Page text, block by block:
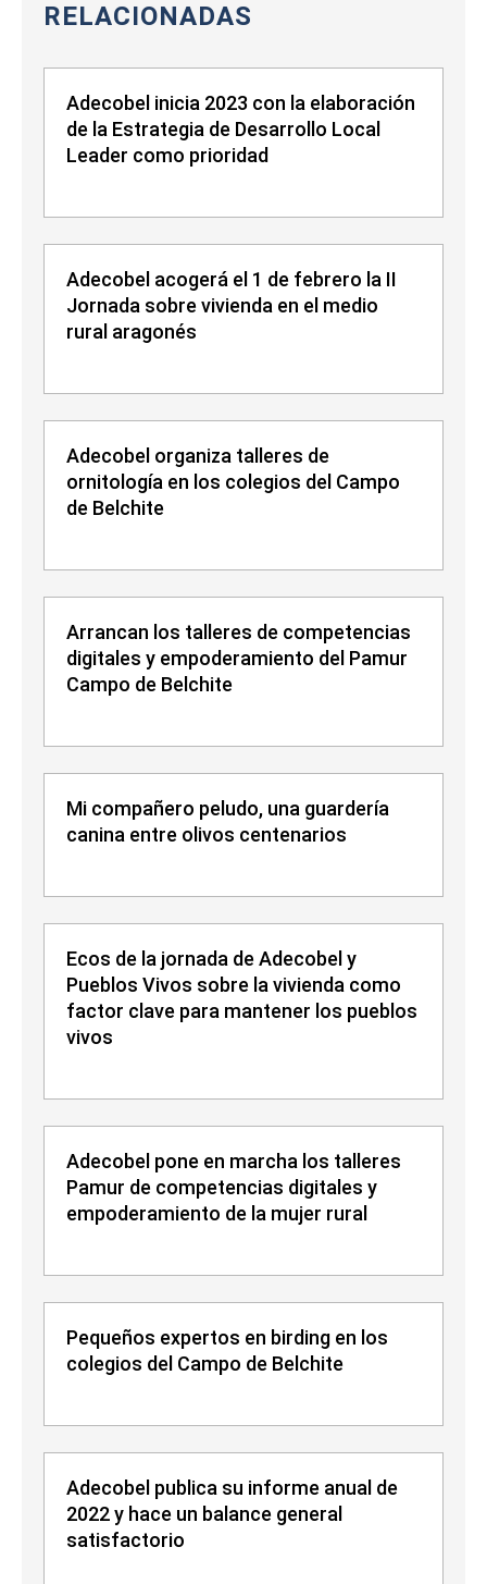
RELACIONADAS
Adecobel inicia 2023 con la elaboración
de la Estrategia de Desarrollo Local
Leader como prioridad
Adecobel acogerá el 1 de febrero la II
Jornada sobre vivienda en el medio
rural aragonés
Adecobel organiza talleres de
ornitología en los colegios del Campo
de Belchite
Arrancan los talleres de competencias
digitales y empoderamiento del Pamur
Campo de Belchite
Mi compañero peludo, una guardería
canina entre olivos centenarios
Ecos de la jornada de Adecobel y
Pueblos Vivos sobre la vivienda como
factor clave para mantener los pueblos
vivos
Adecobel pone en marcha los talleres
Pamur de competencias digitales y
empoderamiento de la mujer rural
Pequeños expertos en birding en los
colegios del Campo de Belchite
Adecobel publica su informe anual de
2022 y hace un balance general
satisfactorio